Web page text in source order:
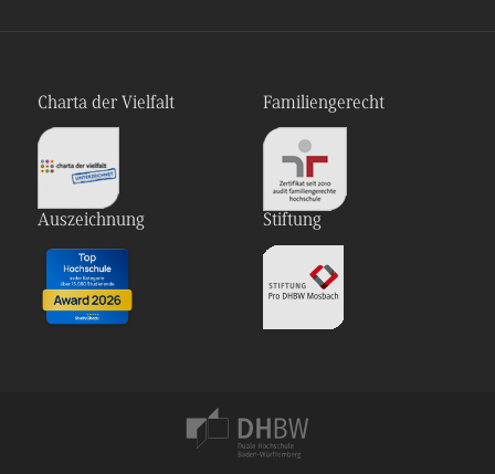
Charta der Vielfalt Familiengerecht
Auszeichnung Stiftung